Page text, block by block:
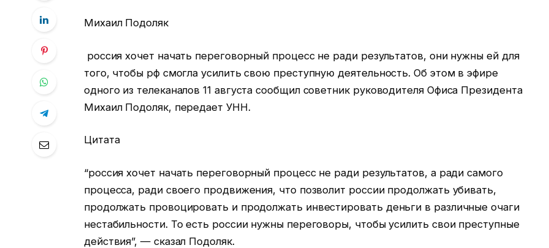
Михаил Подоляк
россия хочет начать переговорный процесс не ради результатов, они нужны ей для
того, чтобы рф смогла усилить свою преступную деятельность. Об этом в эфире
одного из телеканалов 11 августа сообщил советник руководителя Офиса Президента
Михаил Подоляк, передает УНН.
Цитата
“россия хочет начать переговорный процесс не ради результатов, а ради самого
процесса, ради своего продвижения, что позволит россии продолжать убивать,
продолжать провоцировать и продолжать инвестировать деньги в различные очаги
нестабильности. То есть россии нужны переговоры, чтобы усилить свои преступные
действия”, — сказал Подоляк.